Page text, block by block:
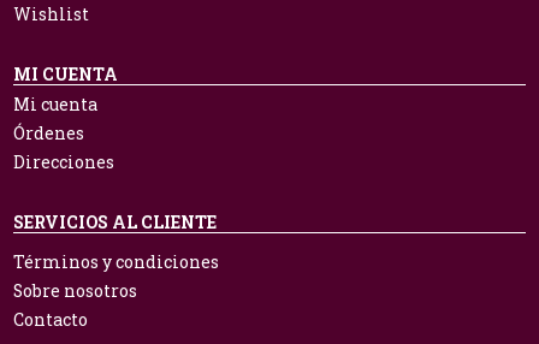
Wishlist
MI CUENTA
Mi cuenta
Órdenes
Direcciones
SERVICIOS AL CLIENTE
Términos y condiciones
Sobre nosotros
Contacto